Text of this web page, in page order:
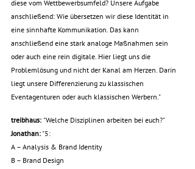
diese vom Wettbewerbsumfeld? Unsere Aufgabe
anschließend: Wie übersetzen wir diese Identität in
eine sinnhafte Kommunikation. Das kann
anschließend eine stark analoge Maßnahmen sein
oder auch eine rein digitale. Hier liegt uns die
Problemlösung und nicht der Kanal am Herzen. Darin
liegt unsere Differenzierung zu klassischen
Eventagenturen oder auch klassischen Werbern."
treibhaus: "Welche Disziplinen arbeiten bei euch?"
Jonathan: "5:
A – Analysis & Brand Identity
B – Brand Design